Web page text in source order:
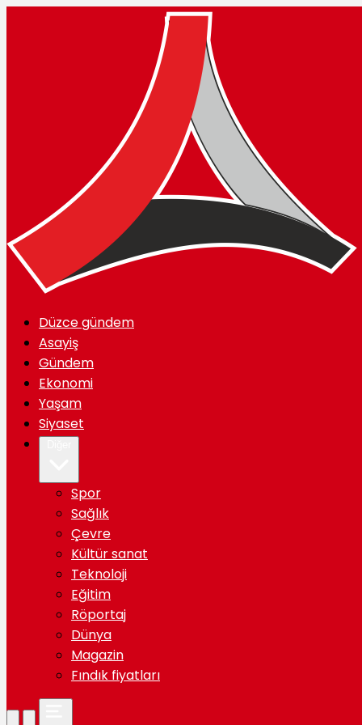
Düzce gündem
Asayiş
Gündem
Ekonomi
Yaşam
Siyaset
Spor
Sağlık
Çevre
Kültür sanat
Teknoloji
Eğitim
Röportaj
Dünya
Magazin
Fındık fiyatları